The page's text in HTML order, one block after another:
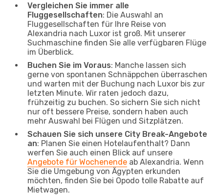
Vergleichen Sie immer alle
Fluggesellschaften: Die Auswahl an
Fluggesellschaften für Ihre Reise von
Alexandria nach Luxor ist groß. Mit unserer
Suchmaschine finden Sie alle verfügbaren Flüge
im Überblick.
Buchen Sie im Voraus: Manche lassen sich
gerne von spontanen Schnäppchen überraschen
und warten mit der Buchung nach Luxor bis zur
letzten Minute. Wir raten jedoch dazu,
frühzeitig zu buchen. So sichern Sie sich nicht
nur oft bessere Preise, sondern haben auch
mehr Auswahl bei Flügen und Sitzplätzen.
Schauen Sie sich unsere City Break-Angebote
an: Planen Sie einen Hotelaufenthalt? Dann
werfen Sie auch einen Blick auf unsere
Angebote für Wochenende ab Alexandria. Wenn
Sie die Umgebung von Ägypten erkunden
möchten, finden Sie bei Opodo tolle Rabatte auf
Mietwagen.